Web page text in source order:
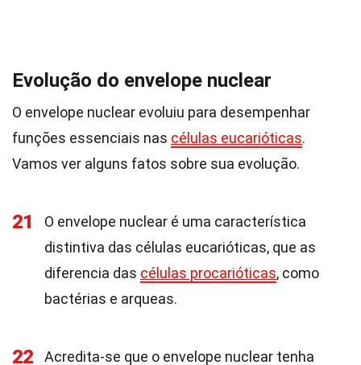
Evolução do envelope nuclear
O envelope nuclear evoluiu para desempenhar
funções essenciais nas células eucarióticas.
Vamos ver alguns fatos sobre sua evolução.
21
O envelope nuclear é uma característica
distintiva das células eucarióticas, que as
diferencia das células procarióticas, como
bactérias e arqueas.
22
Acredita-se que o envelope nuclear tenha